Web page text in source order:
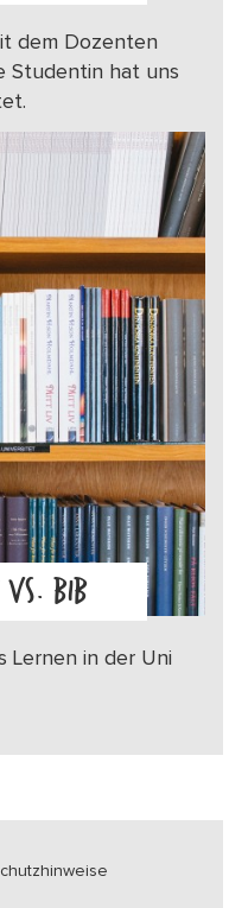
dem Dozenten
Studentin hat uns
VS. BIB
Lernen in der Uni